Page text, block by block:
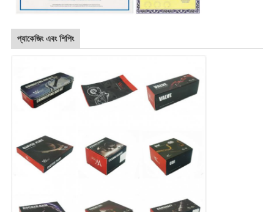
প্যাকেজিং এবং শিপিং